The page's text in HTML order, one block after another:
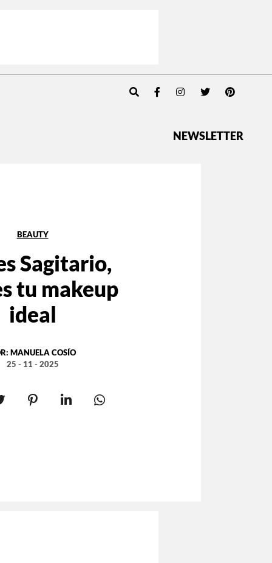
NEWSLETTER
BEAUTY
Sagitario,
tu makeup
ideal
MANUELA COSÍO
25 - 11 - 2025